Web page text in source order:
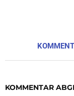
KOMMENTAR